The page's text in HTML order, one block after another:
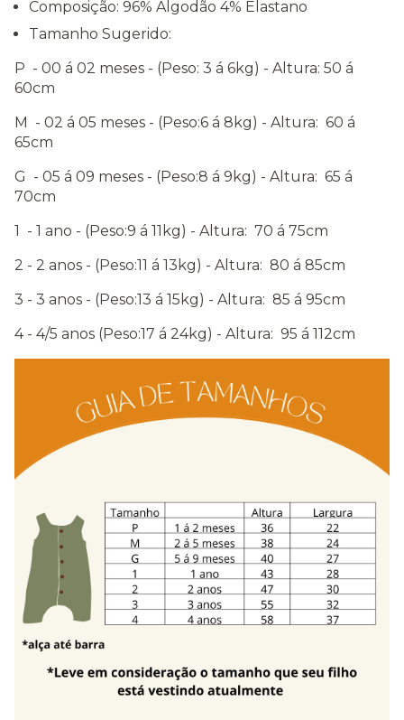
Composição: 96% Algodão 4% Elastano
Tamanho Sugerido:
P - 00 á 02 meses - (Peso: 3 á 6kg) - Altura: 50 á
60cm
M - 02 á 05 meses - (Peso:6 á 8kg) - Altura: 60 á
65cm
G - 05 á 09 meses - (Peso:8 á 9kg) - Altura: 65 á
70cm
1 - 1 ano - (Peso:9 á 11kg) - Altura: 70 á 75cm
2 - 2 anos - (Peso:11 á 13kg) - Altura: 80 á 85cm
3 - 3 anos - (Peso:13 á 15kg) - Altura: 85 á 95cm
4 - 4/5 anos (Peso:17 á 24kg) - Altura: 95 á 112cm